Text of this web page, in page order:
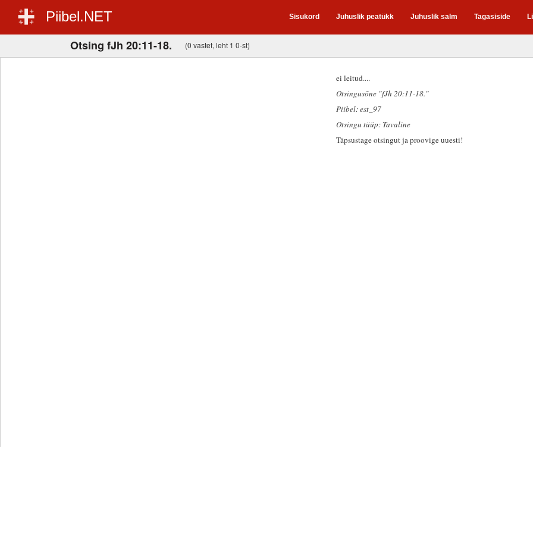
Piibel.NET Sisukord Juhuslik peatükk Juhuslik salm Tagasiside
Otsing fJh 20:11-18. (0 vastet, leht 1 0-st)
ei leitud....
Otsingusõne "fJh 20:11-18."
Piibel: est_97
Otsingu tüüp: Tavaline
Täpsustage otsingut ja proovige uuesti!